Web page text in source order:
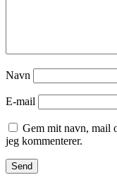
Navn
E-mail
Gem mit navn, mail
jeg kommenterer.